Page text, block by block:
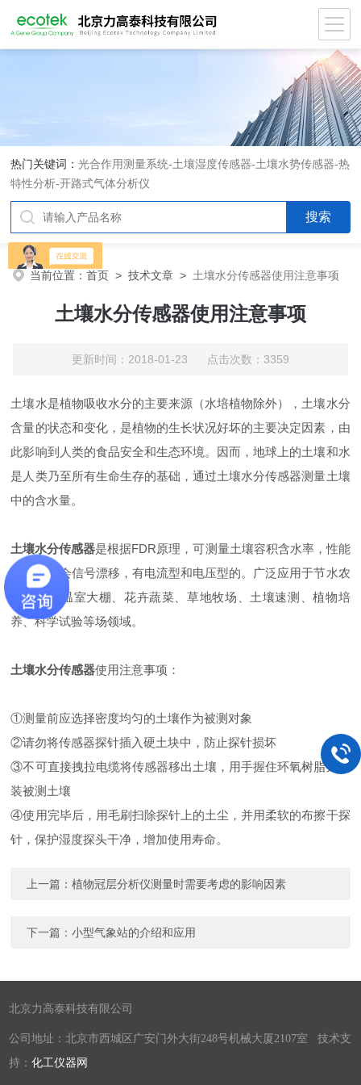
热门关键词：光合作用测量系统-土壤湿度传感器-土壤水势传感器-热
特性分析-开路式气体分析仪
当前位置：首页 >技术文章 > 土壤水分传感器使用注意事项
土壤水分传感器使用注意事项
更新时间：2018-01-23 点击次数：3359
土壤水是植物吸收水分的主要来源（水培植物除外），土壤水分
含量的状态和变化，是植物的生长状况好坏的主要决定因素，由
此影响到人类的食品安全和生态环境。因而，地球上的土壤和水
是人类乃至所有生命生存的基础，通过土壤水分传感器测量土壤
中的含水量。
土壤水分传感器是根据FDR原理，可测量土壤容积含水率，性能
稳定，不会信号漂移，有电流型和电压型的。广泛应用于节水农
业灌溉、温室大棚、花卉蔬菜、草地牧场、土壤速测、植物培
养、科学试验等场领域。
土壤水分传感器使用注意事项：
①测量前应选择密度均匀的土壤作为被测对象
②请勿将传感器探针插入硬土块中，防止探针损坏
③不可直接拽拉电缆将传感器移出土壤，用手握住环氧树脂外包
装被测土壤
④使用完毕后，用毛刷扫除探针上的土尘，并用柔软的布擦干探
针，保护湿度探头干净，增加使用寿命。
上一篇：植物冠层分析仪测量时需要考虑的影响因素
下一篇：小型气象站的介绍和应用
北京力高泰科技有限公司
公司地址：北京市西城区广安门外大街248号机械大厦2107室 技术支
持：化工仪器网